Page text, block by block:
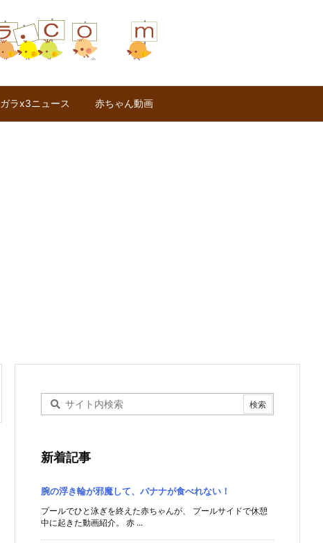
ガラx3ニュース 赤ちゃん動画
新着記事
腕の浮き輪が邪魔して、バナナが食べれない！
プールでひと泳ぎを終えた赤ちゃんが、 プールサイドで休憩
中に起きた動画紹介。 赤 ...